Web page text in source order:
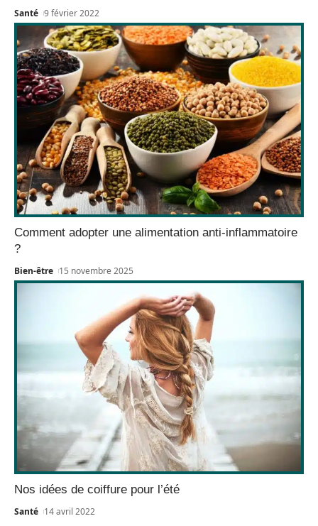
Santé 9 février 2022
Comment adopter une alimentation anti-inflammatoire
?
Bien-être 15 novembre 2025
Nos idées de coiffure pour l’été
Santé 14 avril 2022